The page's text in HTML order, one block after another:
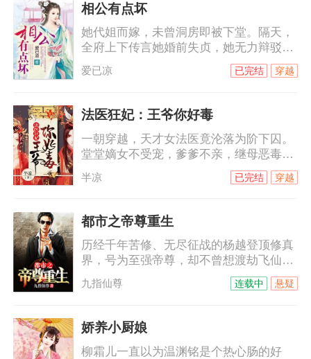
相公有点坏
她代姐而嫁，未曾洞房即被下堂。隔天，
全府上下传言她婚前失贞，她无力辩驳。
嘲笑谩骂冷眼喷涌而来，她泰然处之，自
认清者自清。他对她恨之入骨，她却爱他
用满腔温柔来软化他铁石心肠，却被他伤
的伤痕累累，心碎成殇。当她小产，那触
目惊心的鲜血将他的理智摧毁，也让他对
她的感觉发生了变化。可是，她已经心
死。姐姐突然到来，她知道自己该走了，
有意成全他们，他恼怒地低喊：“祝夕儿，
爱已凉 穿越
已完结
法医狂妃：王爷你好毒
一朝穿越，天才女法医竟沦落为阶下囚。
堂堂嫡女不受宠，爹爹不亲，继母恶毒，
庶妹陷害，日子过得那叫一个水深火热。
初见她，他是天璃国最尊贵的钺王：“难为
谶，她去哪哪儿出事，走哪哪儿死人……
跟我玩心机？看我斗智斗勇还得斗笑里藏
刀杀人不见血的钺王殿下！
半凉 穿越
已完结
都市之帝尊重生
历经千年苦修、无尽征战的杨越登顶修真
界，号为至强帝尊，却不曾想渡劫飞仙之
时因心魔、暗算而陨落，却意外重回千年
前的少年时代。上一世我登临绝顶、俯瞰
仅要打破前世桎梏、破劫飞仙，亦将不负
前尘不负卿。
九指仙尊 悬疑
连载中
娇养小厨娘
柳霜儿一直以为温渊铭是个热心肠的好